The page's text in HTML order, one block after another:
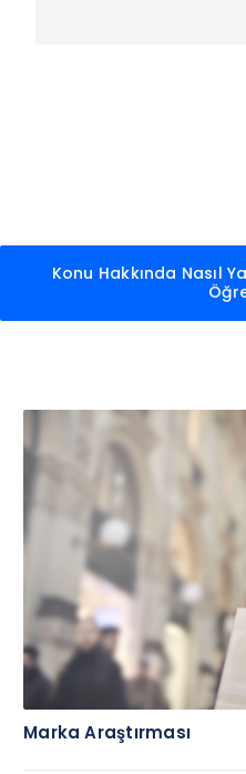
Konu Hakkında Nasıl
Marka Araştırması